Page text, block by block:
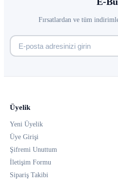
Fırsatlardan ve tüm
Üyelik
Yeni Üyelik
Üye Girişi
Şifremi Unuttum
İletişim Formu
Sipariş Takibi